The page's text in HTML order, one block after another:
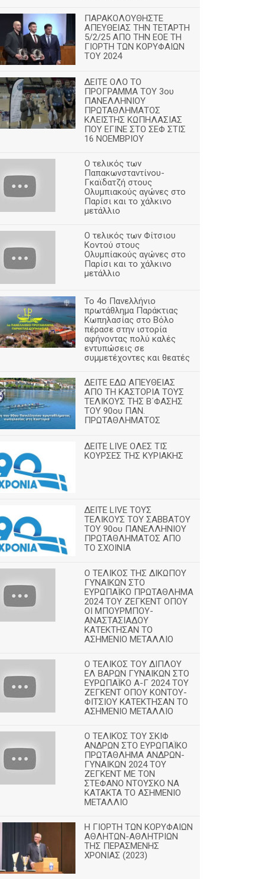
ΠΑΡΑΚΟΛΟΥΘΗΣΤΕ
ΑΠΕΥΘΕΙΑΣ ΤΗΝ ΤΕΤΑΡΤΗ
5/2/25 ΑΠΟ ΤΗΝ ΕΟΕ ΤΗ
ΓΙΟΡΤΗ ΤΩΝ ΚΟΡΥΦΑΙΩΝ
ΤΟΥ 2024
ΔΕΙΤΕ ΟΛΟ ΤΟ
ΠΡΟΓΡΑΜΜΑ ΤΟΥ 3ου
ΠΑΝΕΛΛΗΝΙΟΥ
ΠΡΩΤΑΘΛΗΜΑΤΟΣ
ΚΛΕΙΣΤΗΣ ΚΩΠΗΛΑΣΙΑΣ
ΠΟΥ ΕΓΙΝΕ ΣΤΟ ΣΕΦ ΣΤΙΣ
16 ΝΟΕΜΒΡΙΟΥ
Ο τελικός των
Παπακωνσταντίνου-
Γκαϊδατζή στους
Ολυμπιακούς αγώνες στο
Παρίσι και το χάλκινο
μετάλλιο
Ο τελικός των Φίτσιου
Κοντού στους
Ολυμπίακούς αγώνες στο
Παρίσι και το χάλκινο
μετάλλιο
Το 4ο Πανελλήνιο
πρωτάθλημα Παράκτιας
Κωπηλασίας στο Βόλο
πέρασε στην ιστορία
αφήνοντας πολύ καλές
εντυπώσεις σε
συμμετέχοντες και θεατές
ΔΕΙΤΕ ΕΔΩ ΑΠΕΥΘΕΙΑΣ
ΑΠΟ ΤΗ ΚΑΣΤΟΡΙΑ ΤΟΥΣ
ΤΕΛΙΚΟΥΣ ΤΗΣ Β΄ΦΑΣΗΣ
ΤΟΥ 90ου ΠΑΝ.
ΠΡΩΤΑΘΛΗΜΑΤΟΣ
ΔΕΙΤΕ LIVE ΟΛΕΣ ΤΙΣ
ΚΟΥΡΣΕΣ ΤΗΣ ΚΥΡΙΑΚΗΣ
ΔΕΙΤΕ LIVE ΤΟΥΣ
ΤΕΛΙΚΟΥΣ ΤΟΥ ΣΑΒΒΑΤΟΥ
ΤΟΥ 90ου ΠΑΝΕΛΛΗΝΙΟΥ
ΠΡΩΤΑΘΛΗΜΑΤΟΣ ΑΠΟ
ΤΟ ΣΧΟΙΝΙΑ
Ο ΤΕΛΙΚΟΣ ΤΗΣ ΔΙΚΩΠΟΥ
ΓΥΝΑΙΚΩΝ ΣΤΟ
ΕΥΡΩΠΑΪΚΟ ΠΡΩΤΑΘΛΗΜΑ
2024 ΤΟΥ ΖΕΓΚΕΝΤ ΟΠΟΥ
ΟΙ ΜΠΟΥΡΜΠΟΥ-
ΑΝΑΣΤΑΣΙΑΔΟΥ
ΚΑΤΕΚΤΗΣΑΝ ΤΟ
ΑΣΗΜΕΝΙΟ ΜΕΤΑΛΛΙΟ
Ο ΤΕΛΙΚΟΣ ΤΟΥ ΔΙΠΛΟΥ
ΕΛ ΒΑΡΩΝ ΓΥΝΑΙΚΩΝ ΣΤΟ
ΕΥΡΩΠΑΪΚΟ Α-Γ 2024 ΤΟΥ
ΖΕΓΚΕΝΤ ΟΠΟΥ ΚΟΝΤΟΥ-
ΦΙΤΣΙΟΥ ΚΑΤΕΚΤΗΣΑΝ ΤΟ
ΑΣΗΜΕΝΙΟ ΜΕΤΑΛΛΙΟ
Ο ΤΕΛΙΚΌΣ ΤΟΥ ΣΚΙΦ
ΑΝΔΡΩΝ ΣΤΟ ΕΥΡΩΠΑΪΚΟ
ΠΡΩΤΑΘΛΗΜΑ ΑΝΔΡΩΝ-
ΓΥΝΑΙΚΩΝ 2024 ΤΟΥ
ΖΕΓΚΕΝΤ ΜΕ ΤΟΝ
ΣΤΕΦΑΝΟ ΝΤΟΥΣΚΟ ΝΑ
ΚΑΤΑΚΤΑ ΤΟ ΑΣΗΜΕΝΙΟ
ΜΕΤΑΛΛΙΟ
Η ΓΙΟΡΤΗ ΤΩΝ ΚΟΡΥΦΑΙΩΝ
ΑΘΛΗΤΩΝ-ΑΘΛΗΤΡΙΩΝ
ΤΗΣ ΠΕΡΑΣΜΕΝΗΣ
ΧΡΟΝΙΑΣ (2023)